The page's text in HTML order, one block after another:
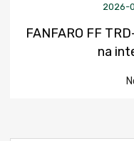
2026-
FANFARO FF
na